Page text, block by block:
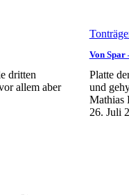
dritten
allem aber
Von
Platte
und
Mathias
26. Juli